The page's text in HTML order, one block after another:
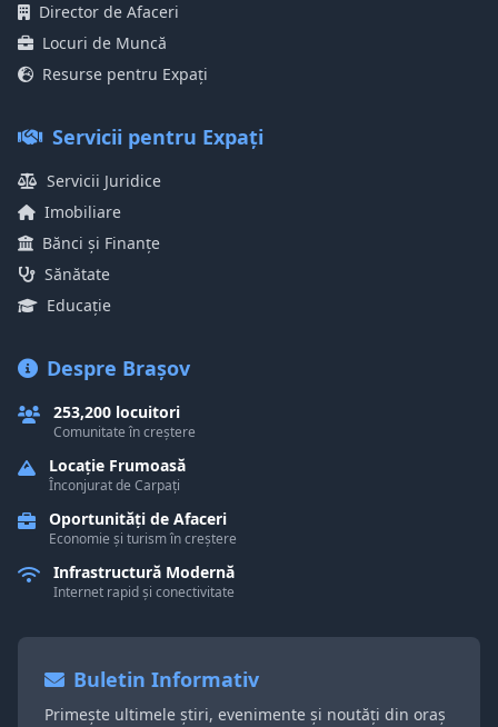
Director de Afaceri
Locuri de Muncă
Resurse pentru Expați
Servicii pentru Expați
Servicii Juridice
Imobiliare
Bănci și Finanțe
Sănătate
Educație
Despre Brașov
253,200 locuitori
Comunitate în creștere
Locație Frumoasă
Înconjurat de Carpați
Oportunități de Afaceri
Economie și turism în creștere
Infrastructură Modernă
Internet rapid și conectivitate
Buletin Informativ
Primește ultimele știri, evenimente și noutăți din oraș